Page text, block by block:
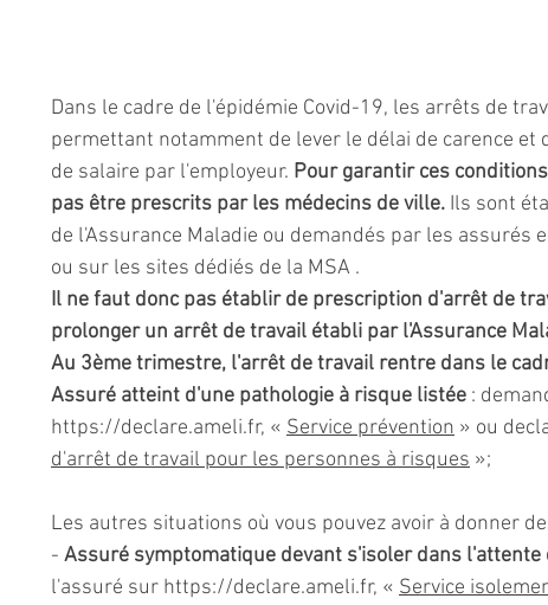
Dans le cadre de l'épidémie Covid-19, les arrêts de
permettant notamment de lever le délai de carence
de salaire par l'employeur. Pour garantir ces
pas être prescrits par les médecins de ville. Ils sont
de l'Assurance Maladie ou demandés par les assurés
ou sur les sites dédiés de la MSA .
Il ne faut donc pas établir de prescription d'arrêt de
prolonger un arrêt de travail établi par l'Assurance
Au 3ème trimestre, l'arrêt de travail rentre dans le
Assuré atteint d'une pathologie à risque listée :
https://declare.ameli.fr, « Service prévention » ou
d'arrêt de travail pour les personnes à risques »;
Les autres situations où vous pouvez avoir à donner
- Assuré symptomatique devant s'isoler dans
l'assuré sur https://declare.ameli.fr, « Service